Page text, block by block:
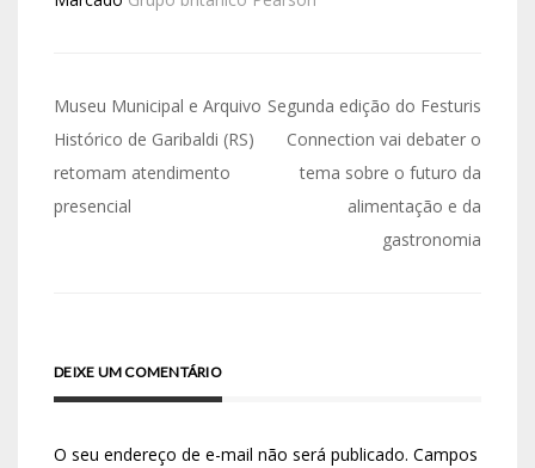
Museu Municipal e Arquivo
Histórico de Garibaldi (RS)
retomam atendimento
presencial
Segunda edição do Festuris
Connection vai debater o
tema sobre o futuro da
alimentação e da
gastronomia
DEIXE UM COMENTÁRIO
O seu endereço de e-mail não será publicado. Campos